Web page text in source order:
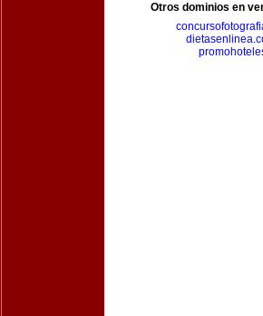
Otros dominios en